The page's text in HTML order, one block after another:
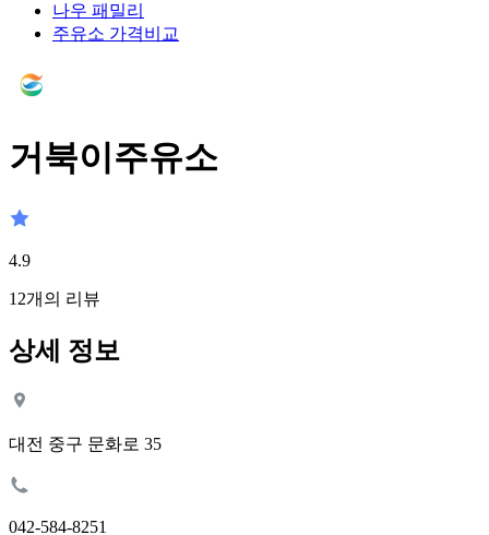
나우 패밀리
주유소 가격비교
거북이주유소
4.9
12개의 리뷰
상세 정보
대전 중구 문화로 35
042-584-8251